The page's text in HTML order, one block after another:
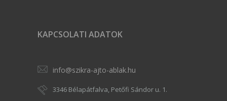
KAPCSOLATI ADATOK
info@szikra-ajto-ablak.hu
3346 Bélapátfalva, Petőfi Sándor u. 1.